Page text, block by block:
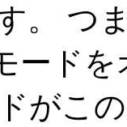
。 つ
ード
がこ